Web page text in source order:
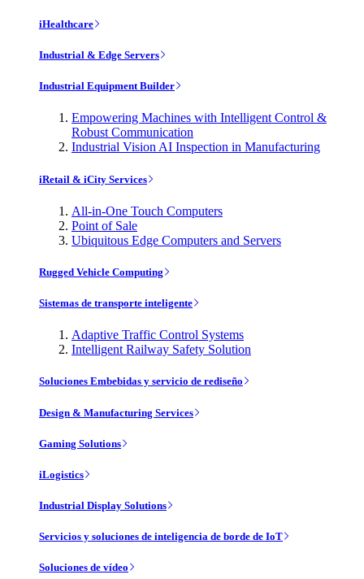
iHealthcare
Industrial & Edge Servers
Industrial Equipment Builder
Empowering Machines with Intelligent Control &
Robust Communication
Industrial Vision AI Inspection in Manufacturing
iRetail & iCity Services
All-in-One Touch Computers
Point of Sale
Ubiquitous Edge Computers and Servers
Rugged Vehicle Computing
Sistemas de transporte inteligente
Adaptive Traffic Control Systems
Intelligent Railway Safety Solution
Soluciones Embebidas y servicio de rediseño
Design & Manufacturing Services
Gaming Solutions
iLogistics
Industrial Display Solutions
Servicios y soluciones de inteligencia de borde de IoT
Soluciones de vídeo